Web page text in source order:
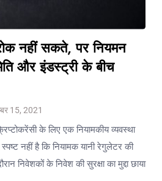
नहीं सकते, पर नियमन
और इंडस्ट्री के बीच
15, 2021
के लिए एक नियामकीय व्यवस्था
नहीं है कि नियामक यानी रेगुलेटर की
निवेशकों के निवेश की सुरक्षा का मुद्दा छाया